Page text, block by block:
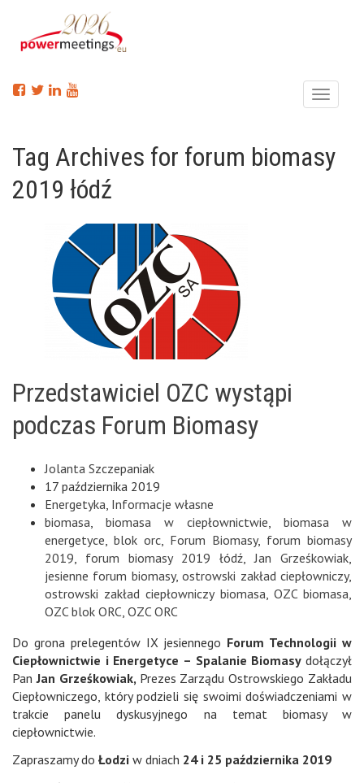
Menu
Tag Archives for forum biomasy
2019 łódź
Przedstawiciel OZC wystąpi
podczas Forum Biomasy
Jolanta Szczepaniak
17 października 2019
Energetyka Informacje własne
biomasa
biomasa w ciepłownictwie
biomasa w
energetyce blok orc Forum Biomasy, forum biomasy
2019
forum biomasy 2019 łódź Jan Grześkowiak
jesienne forum biomasy,ostrowski zakład ciepłowniczy,
ostrowski zakład ciepłowniczy biomasa OZC biomasa
OZC blok ORC OZC ORC
Do grona prelegentów IX jesiennego Forum Technologii w
Ciepłownictwie i Energetyce – Spalanie Biomasy dołączył
PanJan Grześkowiak, Prezes Zarządu Ostrowskiego Zakładu
Ciepłowniczego, który podzieli się swoimi doświadczeniami w
trakcie panelu dyskusyjnego na temat biomasy w
ciepłownictwie.
Zapraszamy do Łodzi w dniach 24 i 25 października 2019